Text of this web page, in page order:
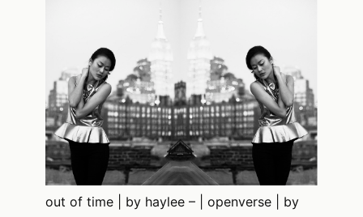
out of time | by haylee – | openverse | by